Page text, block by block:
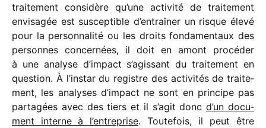
trai­te­ment consi­dère qu’une acti­vité de trai­te­ment
envi­sa­gée est suscep­tible d’entraîner un risque élevé
pour la person­na­lité ou les droits fonda­men­taux des
personnes concer­nées, il doit en amont procé­der
à une analyse d’impact s’agissant du trai­te­ment en
ques­tion. À l’instar du registre des acti­vi­tés de trai­te­
ment, les analyses d’impact ne sont en prin­cipe pas
parta­gées avec des tiers et il s’agit donc d’un docu­
ment interne à l’entreprise. Toutefois, il peut être